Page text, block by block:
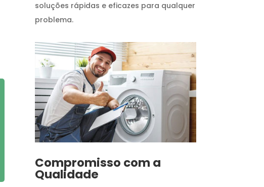
soluções rápidas e eficazes para qualquer
problema.
Compromisso com a
Qualidade